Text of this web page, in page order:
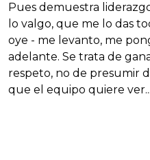
Pues demuestra
lo valgo, que me lo das
oye - me levanto, me
adelante. Se trata de
respeto, no de presumir
que el equipo quiere